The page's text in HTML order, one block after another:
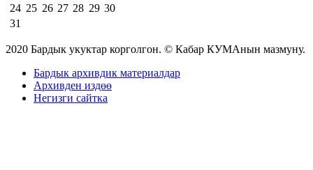
24 25 26 27 28 29 30
31
2020 Бардык укуктар корголгон. © Кабар КУМАнын мазмуну.
Бардык архивдик материалдар
Архивден издөө
Негизги сайтка